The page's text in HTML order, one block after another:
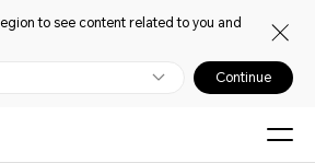
to see content related to you and
Continue